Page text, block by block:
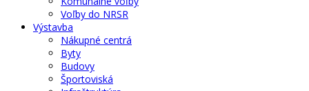
Voľby do NRSR
Výstavba
Nákupné centrá
Byty
Budovy
Športoviská